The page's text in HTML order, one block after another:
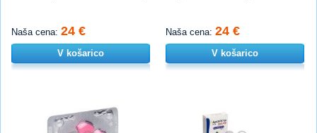
Naša cena: 24 €
V košarico
Naša cena: 24 €
V košarico